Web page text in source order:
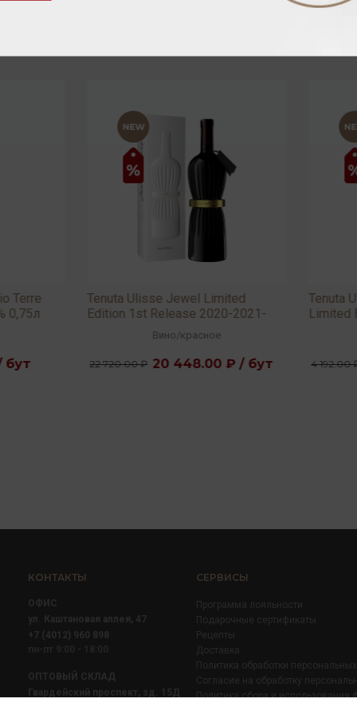
Ulisse Jewel Limited
1st Release 2020-2021-
₽ 20 448.00 ₽ / бут
Tenuta Ulisse 10 Vendemmie
Limited Edition (multi vintage)
4 192.00 ₽ 3 776.00 ₽ / бут
КОНТАКТЫ
ОФИС
ул. Каштановая аллея, 47
+7 (4012) 960 898
ОПТОВЫЙ СКЛАД
Гвардейский проспект, зд. 15Д
СЕРВИСЫ
Программа лояльности
Подарочные сертификаты
Рецепты
Доставка
Политика обработки
Согласие на обработку
Политика сбора и использования